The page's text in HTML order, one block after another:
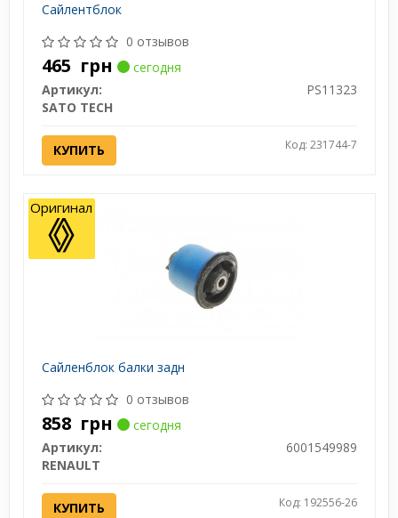
Сайлентблок
0 отзывов
465 грн
сегодня
Артикул:
PS11323
SATO TECH
КУПИТЬ Код: 231744-7
Сайленблок балки задн
0 отзывов
858 грн
сегодня
Артикул:
6001549989
RENAULT
КУПИТЬ Код: 192556-26
Оригинал